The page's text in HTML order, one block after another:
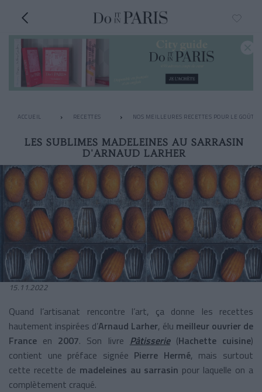
ACCUEIL RECETTES NOS MEILLEURES RECETTES POUR LE GOÛTER
LES SUBLIMES MADELEINES AU SARRASIN
D'ARNAUD LARHER
15.11.2022
Quand l’artisanat rencontre l’art, ça donne les recettes
hautement inspirées d’Arnaud Larher, élu meilleur ouvrier de
France en 2007. Son livre Pâtisserie(Hachette cuisine)
contient une préface signée Pierre Hermé, mais surtout
cette recette de madeleines au sarrasin pour laquelle on a
complètement craqué.